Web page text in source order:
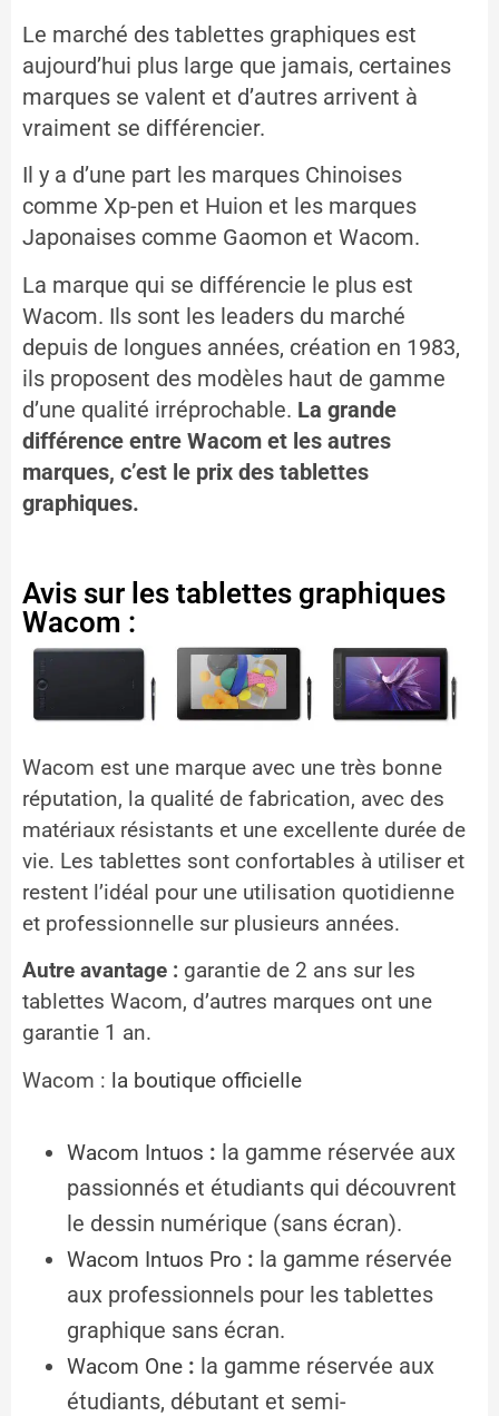
Le marché des tablettes graphiques est
aujourd’hui plus large que jamais, certaines
marques se valent et d’autres arrivent à
vraiment se différencier.
Il y a d’une part les marques Chinoises
comme Xp-pen et Huion et les marques
Japonaises comme Gaomon et Wacom.
La marque qui se différencie le plus est
Wacom. Ils sont les leaders du marché
depuis de longues années, création en 1983,
ils proposent des modèles haut de gamme
d’une qualité irréprochable. La grande
différence entre Wacom et les autres
marques, c’est le prix des tablettes
graphiques.
Avis sur les tablettes graphiques
Wacom :
Wacom est une marque avec une très bonne
réputation, la qualité de fabrication, avec des
matériaux résistants et une excellente durée de
vie. Les tablettes sont confortables à utiliser et
restent l’idéal pour une utilisation quotidienne
et professionnelle sur plusieurs années.
Autre avantage : garantie de 2 ans sur les
tablettes Wacom, d’autres marques ont une
garantie 1 an.
Wacom : la boutique officielle
Wacom Intuos : la gamme réservée aux
passionnés et étudiants qui découvrent
le dessin numérique (sans écran).
Wacom Intuos Pro : la gamme réservée
aux professionnels pour les tablettes
graphique sans écran.
Wacom One : la gamme réservée aux
étudiants, débutant et semi-